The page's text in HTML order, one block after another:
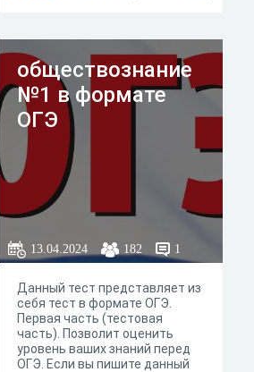
обществознание
№1 в формате
ОГЭ
13.04.2024 182 1
Данный тест представляет из
себя тест в формате ОГЭ.
Первая часть (тестовая
часть). Позволит оценить
уровень ваших знаний перед
ОГЭ. Если вы пишите данный